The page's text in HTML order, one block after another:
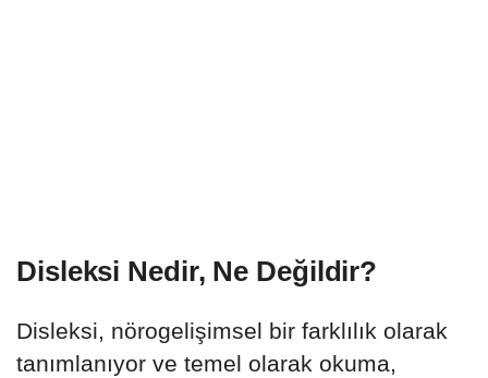
Disleksi Nedir, Ne Değildir?
Disleksi, nörogelişimsel bir farklılık olarak
tanımlanıyor ve temel olarak okuma,